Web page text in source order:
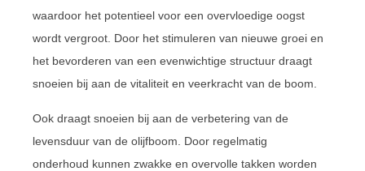
waardoor het potentieel voor een overvloedige oogst
wordt vergroot. Door het stimuleren van nieuwe groei en
het bevorderen van een evenwichtige structuur draagt
snoeien bij aan de vitaliteit en veerkracht van de boom.
Ook draagt snoeien bij aan de verbetering van de
levensduur van de olijfboom. Door regelmatig
onderhoud kunnen zwakke en overvolle takken worden